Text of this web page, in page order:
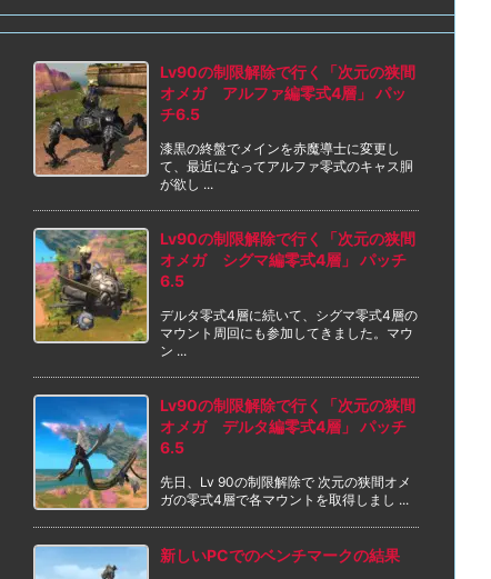
Lv90の制限解除で行く「次元の狭間
オメガ アルファ編零式4層」 パッ
チ6.5
漆黒の終盤でメインを赤魔導士に変更し
て、最近になってアルファ零式のキャス胴
が欲し ...
Lv90の制限解除で行く「次元の狭間
オメガ シグマ編零式4層」 パッチ
6.5
デルタ零式4層に続いて、シグマ零式4層の
マウント周回にも参加してきました。マウ
ン ...
Lv90の制限解除で行く「次元の狭間
オメガ デルタ編零式4層」 パッチ
6.5
先日、Lv 90の制限解除で 次元の狭間オメ
ガの零式4層で各マウントを取得しまし ...
新しいPCでのベンチマークの結果